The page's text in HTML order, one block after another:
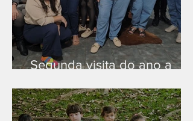
Segunda visita do ano a